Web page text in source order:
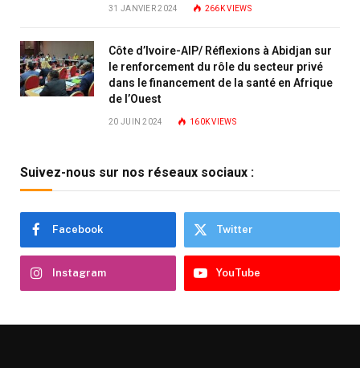
31 JANVIER 2024 266KVIEWS
Côte d’Ivoire-AIP/ Réflexions à Abidjan sur
le renforcement du rôle du secteur privé
dans le financement de la santé en Afrique
de l’Ouest
20 JUIN 2024 160KVIEWS
Suivez-nous sur nos réseaux sociaux :
Facebook Twitter
Instagram YouTube